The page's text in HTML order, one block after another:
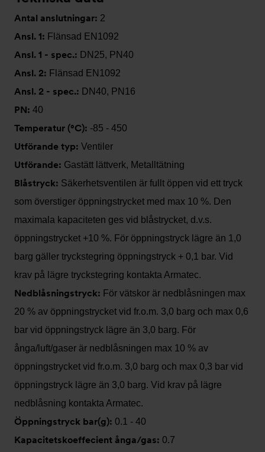
Antal anslutningar: 2
Ansl. 1: Flänsad EN1092
Ansl. 1 - spec.: DN25, PN40
Ansl. 2: Flänsad EN1092
Ansl. 2 - spec.: DN40, PN16
PN: 40
Temperatur (°C): -85 - 450
Utförande typ: Ventiler
Utförande: Gastätt lättverk, Metalltätning
Blåstryck: Säkerhetsventilen är fullt öppen vid ett tryck
som överstiger öppningstrycket med max 10 %. Den
maximala kapaciteten ges vid blåstrycket, d.v.s.
öppningstrycket +10 %. För öppningstryck lägre än 1,0
barg gäller tryckstegring öppningstryck + 0,1 bar. Vid
krav på lägre tryckstegring kontakta Armatec.
Nedblåsningstryck: För vätskor är nedblåsningen max
20 % av öppningstrycket vid fr.o.m. 3,0 barg och max 0,6
bar vid öppningstryck lägre än 3,0 barg. För
ånga/luft/gaser är nedblåsningen max 10 % av
öppningstrycket vid fr.o.m. 3,0 barg och max 0,3 bar vid
öppningstryck lägre än 3,0 barg. Vid krav på lägre
nedblåsning kontakta Armatec.
Öppningstryck bar(g): 0.1 - 40
Kapacitetskoeffecient ånga/gas: 0.7